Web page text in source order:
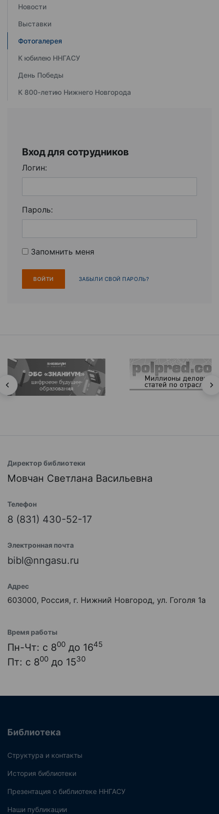
Новости
Выставки
Фотогалерея
К юбилею ННГАСУ
День Победы
К 800-летию Нижнего Новгорода
Вход для сотрудников
Логин:
Пароль:
Запомнить меня
ЗАБЫЛИ СВОЙ ПАРОЛЬ?
Директор библиотеки
Мовчан Светлана Васильевна
Телефон
8 (831) 430-52-17
Электронная почта
bibl@nngasu.ru
Адрес
603000, Россия, г. Нижний Новгород, ул. Гоголя 1а
Время работы
Пн-Чт: с 800 до 1645
Пт: с 800 до 1530
Библиотека
Структура и контакты
История библиотеки
Презентация о библиотеке ННГАСУ
Наши публикации